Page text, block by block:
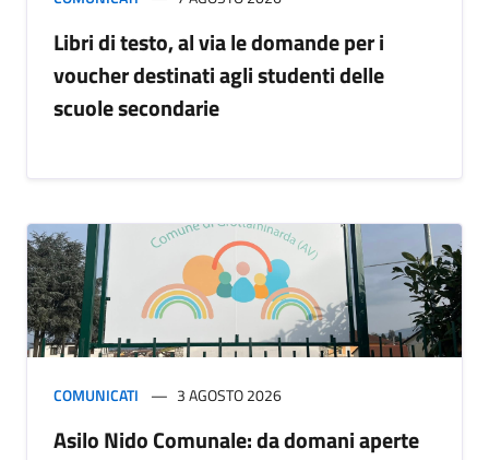
Libri di testo, al via le domande per i
voucher destinati agli studenti delle
scuole secondarie
COMUNICATI 3 AGOSTO 2026
Asilo Nido Comunale: da domani aperte